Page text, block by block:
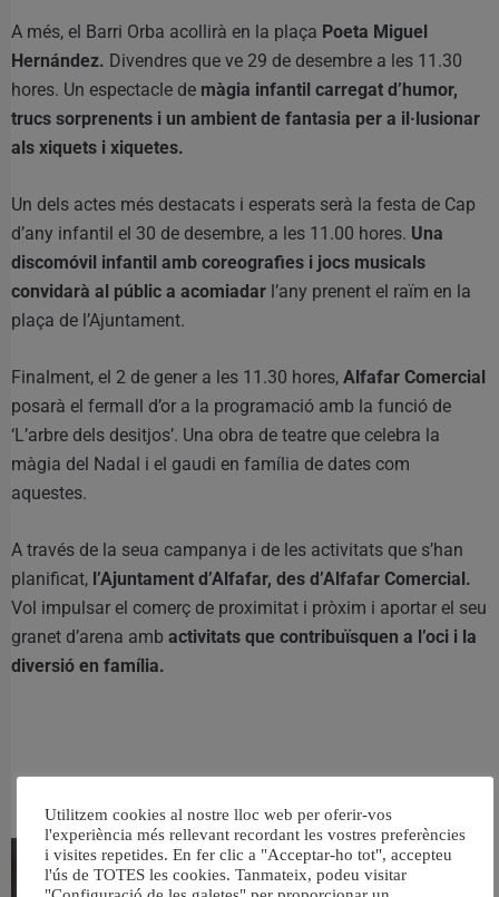
A més, el Barri Orba acollirà en la plaça Poeta Miguel
Hernández. Divendres que ve 29 de desembre a les 11.30
hores. Un espectacle de màgia infantil carregat d’humor,
trucs sorprenents i un ambient de fantasia per a il·lusionar
als xiquets i xiquetes.
Un dels actes més destacats i esperats serà la festa de Cap
d’any infantil el 30 de desembre, a les 11.00 hores. Una
discomóvil infantil amb coreografies i jocs musicals
convidarà al públic a acomiadar l’any prenent el raïm en la
plaça de l’Ajuntament.
Finalment, el 2 de gener a les 11.30 hores, Alfafar Comercial
posarà el fermall d’or a la programació amb la funció de
‘L’arbre dels desitjos’. Una obra de teatre que celebra la
màgia del Nadal i el gaudi en família de dates com
aquestes.
A través de la seua campanya i de les activitats que s’han
planificat, l’Ajuntament d’Alfafar, des d’Alfafar Comercial.
Vol impulsar el comerç de proximitat i pròxim i aportar el seu
granet d’arena amb activitats que contribuïsquen a l’oci i la
diversió en família.
RELACIONAT
Utilitzem cookies al nostre lloc web per oferir-vos
l'experiència més rellevant recordant les vostres preferències
i visites repetides. En fer clic a "Acceptar-ho tot", accepteu
l'ús de TOTES les cookies. Tanmateix, podeu visitar